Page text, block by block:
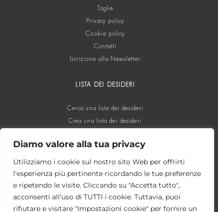
Diamo valore alla tua privacy
Utilizziamo i cookie sul nostro sito Web per offrirti
l'esperienza più pertinente ricordando le tue preferenze
e ripetendo le visite. Cliccando su "Accetta tutto",
acconsenti all'uso di TUTTI i cookie. Tuttavia, puoi
rifiutare e visitare "Impostazioni cookie" per fornire un
Taglie
Privacy policy
Cookie policy
Contatti
Iscrizione alla Newsletter
LISTA DEI DESIDERI
Cerca una lista dei desideri
Crea una lista dei desideri
SOCIAL